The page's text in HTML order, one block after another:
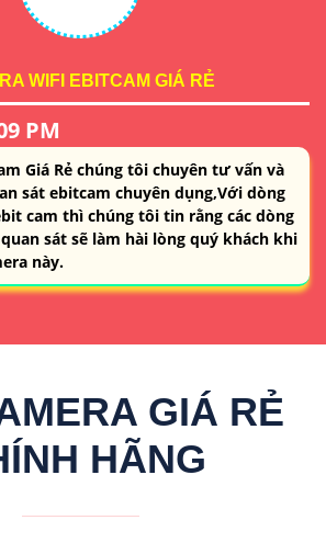
WIFI EBITCAM GIÁ RẺ
PM
Giá Rẻ chúng tôi chuyên tư vấn và
sát ebitcam chuyên dụng,Với dòng
cam thì chúng tôi tin rằng các dòng
sát sẽ làm hài lòng quý khách khi
này.
GIÁ RẺ
HÃNG